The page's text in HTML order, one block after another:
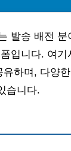
발송 배전 분
입니다. 여기
하며, 다양
습니다.